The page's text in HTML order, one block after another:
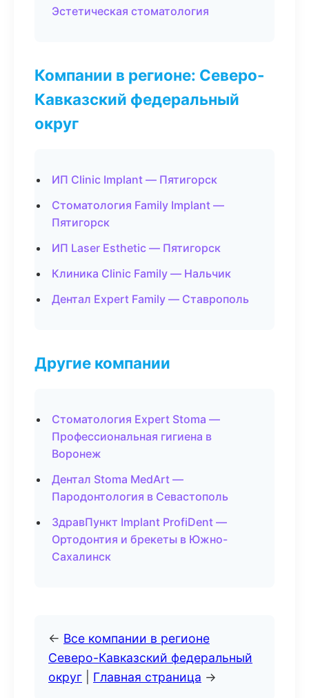
Эстетическая стоматология
Компании в регионе: Северо-
Кавказский федеральный
округ
ИП Clinic Implant — Пятигорск
Стоматология Family Implant —
Пятигорск
ИП Laser Esthetic — Пятигорск
Клиника Clinic Family — Нальчик
Дентал Expert Family — Ставрополь
Другие компании
Стоматология Expert Stoma —
Профессиональная гигиена в
Воронеж
Дентал Stoma MedArt —
Пародонтология в Севастополь
ЗдравПункт Implant ProfiDent —
Ортодонтия и брекеты в Южно-
Сахалинск
← Все компании в регионе
Северо-Кавказский федеральный
округ
Главная страница →